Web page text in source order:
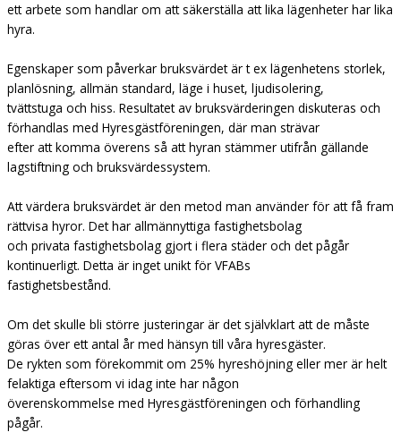
ett arbete som handlar om att säkerställa att lika lägenheter har lika
hyra.
Egenskaper som påverkar bruksvärdet är t ex lägenhetens storlek,
planlösning, allmän standard, läge i huset, ljudisolering,
tvättstuga och hiss. Resultatet av bruksvärderingen diskuteras och
förhandlas med Hyresgästföreningen, där man strävar
efter att komma överens så att hyran stämmer utifrån gällande
lagstiftning och bruksvärdessystem.
Att värdera bruksvärdet är den metod man använder för att få fram
rättvisa hyror. Det har allmännyttiga fastighetsbolag
och privata fastighetsbolag gjort i flera städer och det pågår
kontinuerligt. Detta är inget unikt för VFABs
fastighetsbestånd.
Om det skulle bli större justeringar är det självklart att de måste
göras över ett antal år med hänsyn till våra hyresgäster.
De rykten som förekommit om 25% hyreshöjning eller mer är helt
felaktiga eftersom vi idag inte har någon
överenskommelse med Hyresgästföreningen och förhandling
pågår.